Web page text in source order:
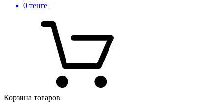
0 тенге
Корзина товаров